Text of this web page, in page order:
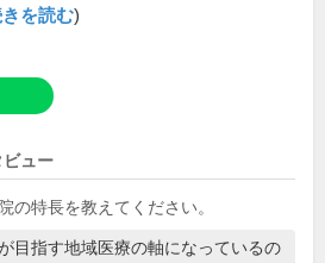
を読む)
ビュー
の特長を教えてください。
目指す地域医療の軸になっているの